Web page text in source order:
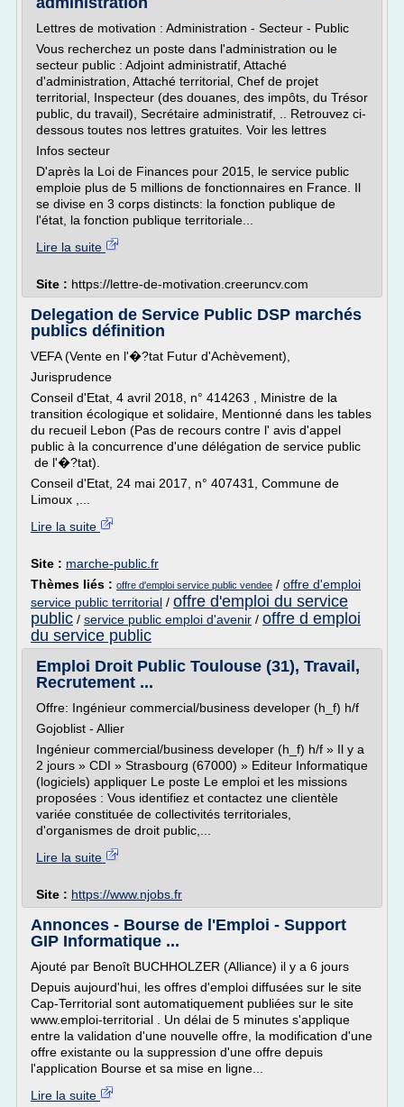
Lettres de motivation : Administration - Secteur - Public
Vous recherchez un poste dans l'administration ou le
secteur public : Adjoint administratif, Attaché
d'administration, Attaché territorial, Chef de projet
territorial, Inspecteur (des douanes, des impôts, du Trésor
public, du travail), Secrétaire administratif, .. Retrouvez ci-
dessous toutes nos lettres gratuites. Voir les lettres
Infos secteur
D'après la Loi de Finances pour 2015, le service public
emploie plus de 5 millions de fonctionnaires en France. Il
se divise en 3 corps distincts: la fonction publique de
l'état, la fonction publique territoriale...
Lire la suite
Site : https://lettre-de-motivation.creeruncv.com
Delegation de Service Public DSP marchés
publics définition
VEFA (Vente en l'�?tat Futur d'Achèvement),
Jurisprudence
Conseil d'Etat, 4 avril 2018, n° 414263 , Ministre de la
transition écologique et solidaire, Mentionné dans les tables
du recueil Lebon (Pas de recours contre l' avis d'appel
public à la concurrence d'une délégation de service public
de l'�?tat).
Conseil d'Etat, 24 mai 2017, n° 407431, Commune de
Limoux ,...
Lire la suite
Site : marche-public.fr
Thèmes liés : offre d'emploi service public vendee / offre d'emploi
service public territorial / offre d'emploi du service
public / service public emploi d'avenir / offre d emploi
du service public
Emploi Droit Public Toulouse (31), Travail,
Recrutement ...
Offre: Ingénieur commercial/business developer (h_f) h/f
Gojoblist - Allier
Ingénieur commercial/business developer (h_f) h/f » Il y a
2 jours » CDI » Strasbourg (67000) » Editeur Informatique
(logiciels) appliquer Le poste Le emploi et les missions
proposées : Vous identifiez et contactez une clientèle
variée constituée de collectivités territoriales,
d'organismes de droit public,...
Lire la suite
Site : https://www.njobs.fr
Annonces - Bourse de l'Emploi - Support
GIP Informatique ...
Ajouté par Benoît BUCHHOLZER (Alliance) il y a 6 jours
Depuis aujourd'hui, les offres d'emploi diffusées sur le site
Cap-Territorial sont automatiquement publiées sur le site
www.emploi-territorial . Un délai de 5 minutes s'applique
entre la validation d'une nouvelle offre, la modification d'une
offre existante ou la suppression d'une offre depuis
l'application Bourse et sa mise en ligne...
Lire la suite